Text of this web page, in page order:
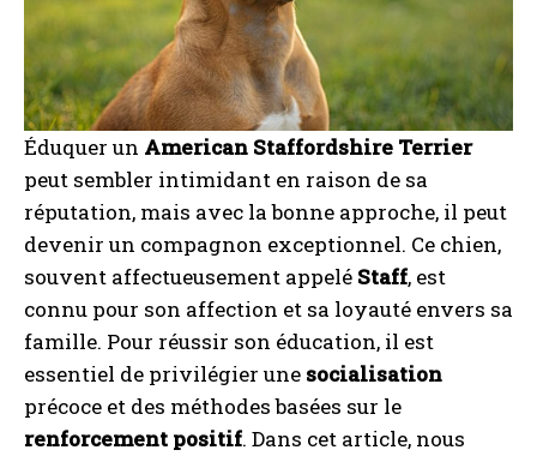
Éduquer un American Staffordshire Terrier
peut sembler intimidant en raison de sa
réputation, mais avec la bonne approche, il peut
devenir un compagnon exceptionnel. Ce chien,
souvent affectueusement appelé Staff, est
connu pour son affection et sa loyauté envers sa
famille. Pour réussir son éducation, il est
essentiel de privilégier une socialisation
précoce et des méthodes basées sur le
renforcement positif. Dans cet article, nous